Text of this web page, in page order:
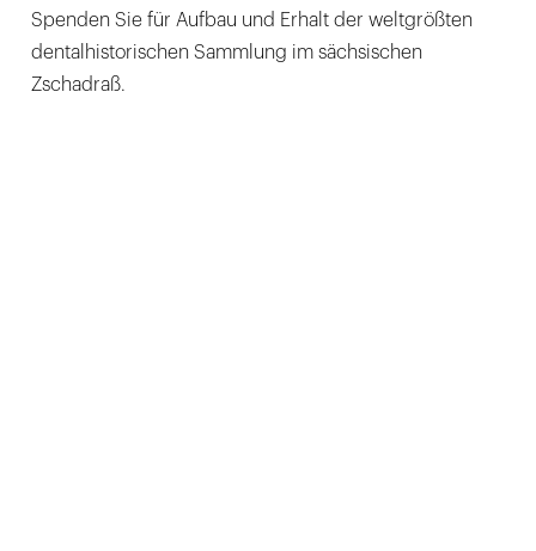
Spenden Sie für Aufbau und Erhalt der weltgrößten
dentalhistorischen Sammlung im sächsischen
Zschadraß.